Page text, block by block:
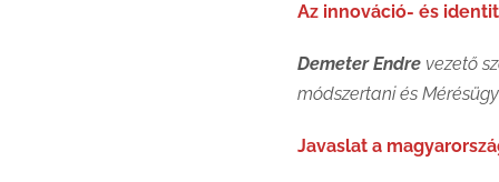
Az innováció- és
Demeter Endrevezető
módszertani és
Javaslat a